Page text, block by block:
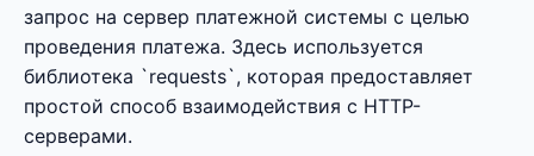
запрос на сервер платежной системы с целью
проведения платежа. Здесь используется
библиотека `requests`, которая предоставляет
простой способ взаимодействия с HTTP-
серверами.